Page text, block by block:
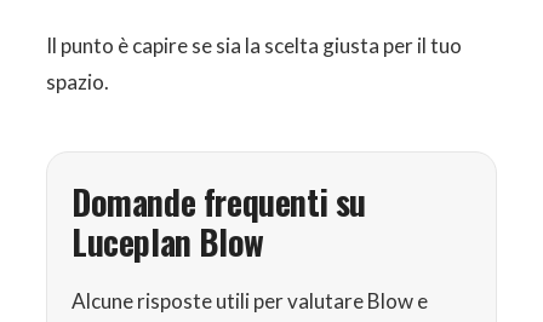
Il punto è capire se sia la scelta giusta per il tuo
spazio.
Domande frequenti su
Luceplan Blow
Alcune risposte utili per valutare Blow e